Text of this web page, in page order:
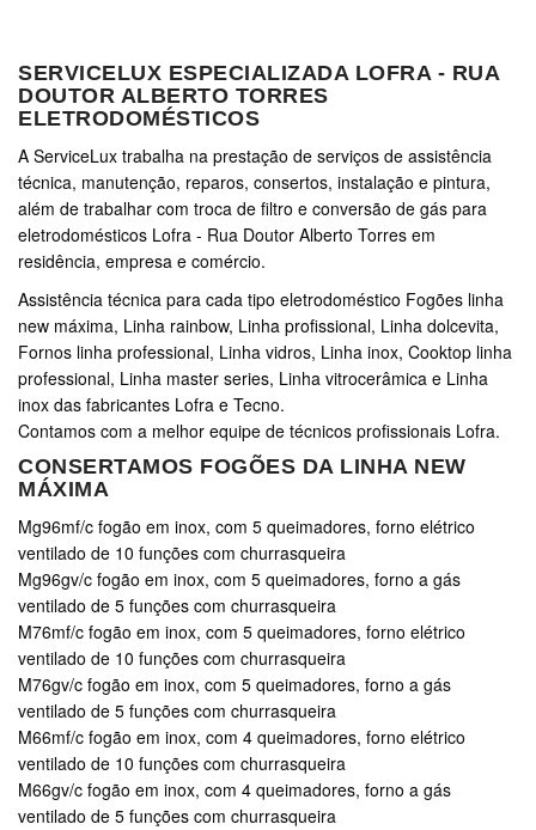
SERVICELUX ESPECIALIZADA LOFRA - RUA
DOUTOR ALBERTO TORRES
ELETRODOMÉSTICOS
A ServiceLux trabalha na prestação de serviços de assistência
técnica, manutenção, reparos, consertos, instalação e pintura,
além de trabalhar com troca de filtro e conversão de gás para
eletrodomésticos Lofra - Rua Doutor Alberto Torres em
residência, empresa e comércio.
Assistência técnica para cada tipo eletrodoméstico Fogões linha
new máxima, Linha rainbow, Linha profissional, Linha dolcevita,
Fornos linha professional, Linha vidros, Linha inox, Cooktop linha
professional, Linha master series, Linha vitrocerâmica e Linha
inox das fabricantes Lofra e Tecno.
Contamos com a melhor equipe de técnicos profissionais Lofra.
CONSERTAMOS FOGÕES DA LINHA NEW
MÁXIMA
Mg96mf/c fogão em inox, com 5 queimadores, forno elétrico
ventilado de 10 funções com churrasqueira
Mg96gv/c fogão em inox, com 5 queimadores, forno a gás
ventilado de 5 funções com churrasqueira
M76mf/c fogão em inox, com 5 queimadores, forno elétrico
ventilado de 10 funções com churrasqueira
M76gv/c fogão em inox, com 5 queimadores, forno a gás
ventilado de 5 funções com churrasqueira
M66mf/c fogão em inox, com 4 queimadores, forno elétrico
ventilado de 10 funções com churrasqueira
M66gv/c fogão em inox, com 4 queimadores, forno a gás
ventilado de 5 funções com churrasqueira